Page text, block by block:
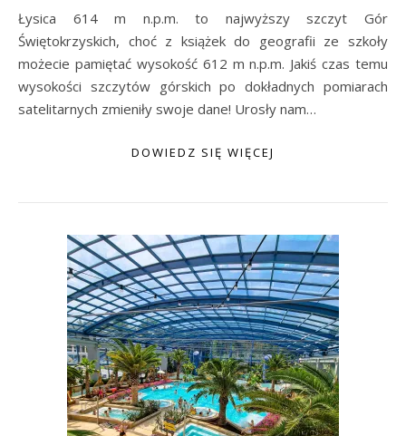
Łysica 614 m n.p.m. to najwyższy szczyt Gór
Świętokrzyskich, choć z książek do geografii ze szkoły
możecie pamiętać wysokość 612 m n.p.m. Jakiś czas temu
wysokości szczytów górskich po dokładnych pomiarach
satelitarnych zmieniły swoje dane! Urosły nam…
DOWIEDZ SIĘ WIĘCEJ